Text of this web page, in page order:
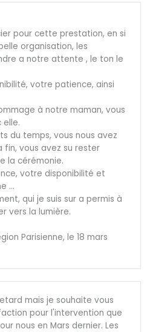
pour cette prestation, en si
organisation, les
a notre attente , le ton le
votre patience, ainsi
à notre maman, vous
elle.
du temps, vous nous avez
fin, vous avez su rester
la cérémonie.
votre disponibilité et
…
qui je suis sur a permis à
vers la lumière.
Parisienne, le 18 mars
mais je souhaite vous
pour l'intervention que
nous en Mars dernier. Les